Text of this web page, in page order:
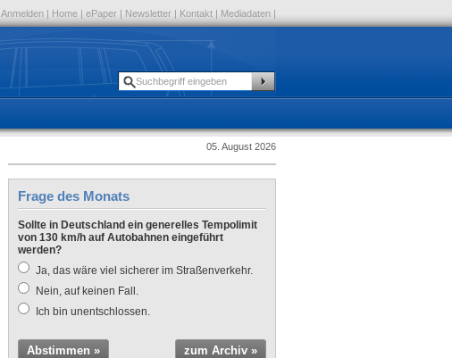
Anmelden | Home | ePaper | Newsletter | Kontakt | Mediadaten |
05. August 2026
Frage des Monats
Sollte in Deutschland ein generelles Tempolimit
von 130 km/h auf Autobahnen eingeführt
werden?
Ja, das wäre viel sicherer im Straßenverkehr.
Nein, auf keinen Fall.
Ich bin unentschlossen.
Abstimmen » zum Archiv »